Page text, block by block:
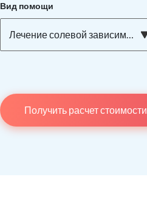
Вид помощи
Лечение солевой зависимости
Получить расчет стоимости